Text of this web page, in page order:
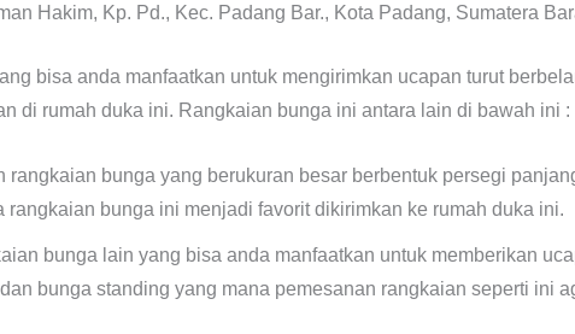
Hakim, Kp. Pd., Kec. Padang Bar., Kota Padang, Sumatera
bisa anda manfaatkan untuk mengirimkan ucapan turut
di rumah duka ini. Rangkaian bunga ini antara lain di bawah ini :
rangkaian bunga yang berukuran besar berbentuk persegi
rangkaian bunga ini menjadi favorit dikirimkan ke rumah duka ini.
bunga lain yang bisa anda manfaatkan untuk memberikan
bunga standing yang mana pemesanan rangkaian seperti ini